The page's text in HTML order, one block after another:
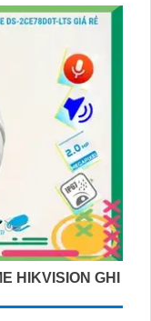
HIKVISION GHI